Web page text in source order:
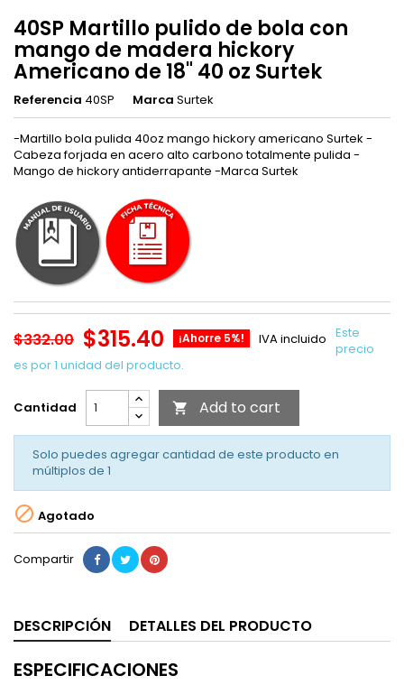
40SP Martillo pulido de bola con
mango de madera hickory
Americano de 18" 40 oz Surtek
Referencia 40SP Marca Surtek
-Martillo bola pulida 40oz mango hickory americano Surtek -
Cabeza forjada en acero alto carbono totalmente pulida -
Mango de hickory antiderrapante -Marca Surtek
$332.00 $315.40 ¡Ahorre 5%! IVA incluido Este
precio
es por 1 unidad del producto.
Cantidad  Add to cart
Solo puedes agregar cantidad de este producto en
múltiplos de 1
 Agotado
Compartir
DESCRIPCIÓN DETALLES DEL PRODUCTO
ESPECIFICACIONES